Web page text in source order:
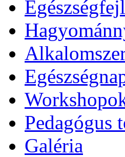
Pedagógus
Galéria